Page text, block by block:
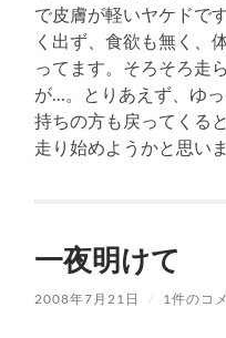
で皮膚が軽いヤケドで
く出ず、食欲も無く、
ってます。そろそろ走
が…。とりあえず、ゆ
持ちの方も戻ってくる
走り始めようかと思いま
一夜明けて
2008年7月21日 / 1件のコ